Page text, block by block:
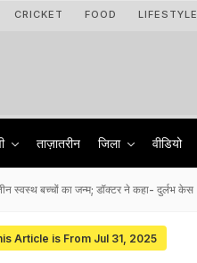
CRICKET FOOD LIFESTYLE
ताज़ातरीन जिला वीडियो
स्वस्थ बच्चों का जन्म; डॉक्टर ने कहा- दुर्लभ केस
Article is From Jul 31, 2025